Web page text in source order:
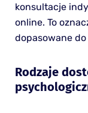
konsultacje
online. To
dopasowane
Rodzaje